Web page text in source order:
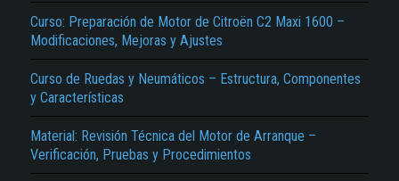
Curso: Preparación de Motor de Citroën C2 Maxi 1600 –
Modificaciones, Mejoras y Ajustes
Curso de Ruedas y Neumáticos – Estructura, Componentes
y Características
Material: Revisión Técnica del Motor de Arranque –
Verificación, Pruebas y Procedimientos